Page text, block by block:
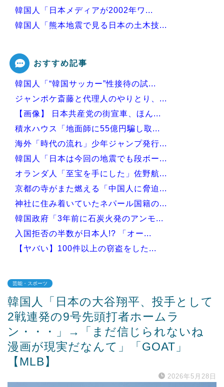
韓国人「日本メディアが2002年ワ...
韓国人「熊本地震で見る日本の土木技...
Powered by livedoor 相互RSS
おすすめ記事
韓国人「“韓国サッカー”性接待の試...
ジャンポケ斎藤と代理人のやりとり、...
【画像】 日本共産党の街宣車、ほん...
積水ハウス「地面師に55億円騙し取...
海外「時代の流れ」少年ジャンプ発行...
韓国人「日本は今回の地震でも段ボー...
オランダ人「至宝を手にした」佐野航...
京都の寺がまた燃える「中国人に脅迫...
神社に住み着いていたネパール国籍の...
韓国政府「3年前に石炭火発のアンモ...
入国拒否の半数が日本人!? 「オー...
【ヤバい】100件以上の窃盗をした...
Powered by livedoor 相互RSS
芸能・スポーツ
韓国人「日本の大谷翔平、投手として
2戦連発の9号先頭打者ホームラ
ン・・・」→「まだ信じられないね
漫画が現実だなんて」「GOAT」
【MLB】
2026年5月28日